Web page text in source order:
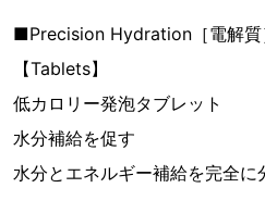
■Precision Hydration［電解質
【Tablets】
低カロリー発泡タブレット
水分補給を促す
水分とエネルギー補給を完全に